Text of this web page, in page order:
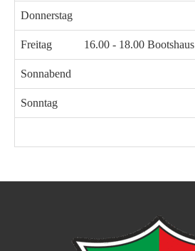
Donnerstag
Freitag 16.00 - 18.00 Bootshaus
Sonnabend
Sonntag